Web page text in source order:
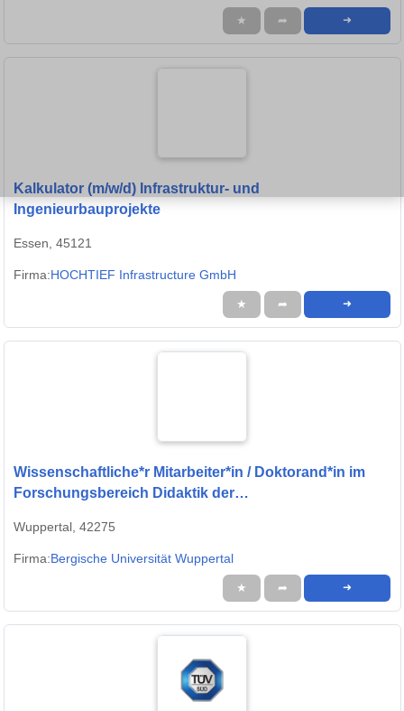
★ ➦ ➜
Kalkulator (m/w/d) Infrastruktur- und
Ingenieurbauprojekte
Essen, 45121
Firma:HOCHTIEF Infrastructure GmbH
★ ➦ ➜
Wissenschaftliche*r Mitarbeiter*in / Doktorand*in im
Forschungsbereich Didaktik der
Wuppertal, 42275
Firma:Bergische Universität Wuppertal
★ ➦ ➜